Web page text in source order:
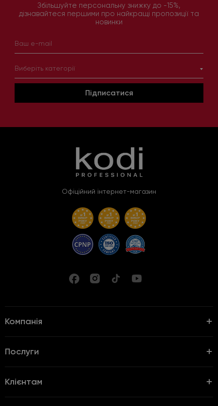
Збільшуйте персональну знижку до -15%,
дізнавайтеся першими про найкращі пропозиції та
новинки
Виберіть категорії
Підписатися
Офіційний інтернет-магазин
Компанія
Послуги
Клієнтам